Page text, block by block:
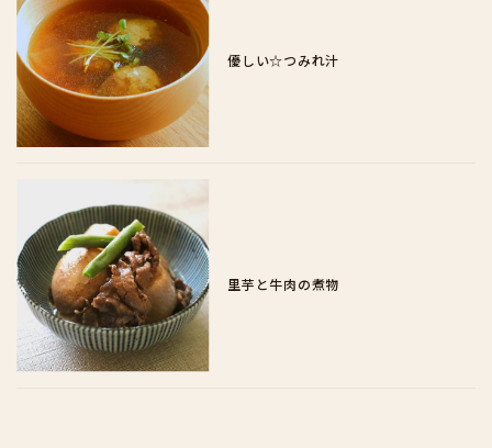
優しい☆つみれ汁
里芋と牛肉の煮物